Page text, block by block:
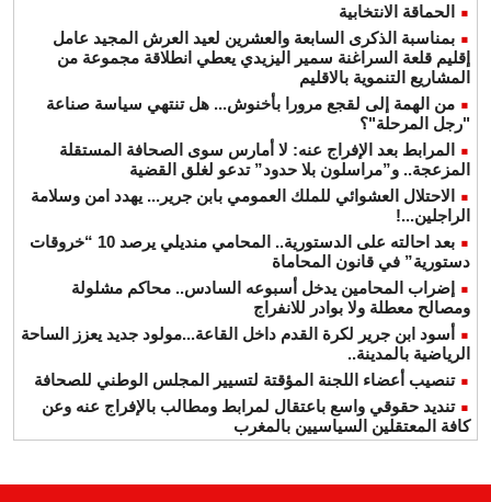
الحماقة الانتخابية
بمناسبة الذكرى السابعة والعشرين لعيد العرش المجيد عامل
إقليم قلعة السراغنة سمير اليزيدي يعطي انطلاقة مجموعة من
المشاريع التنموية بالاقليم
من الهمة إلى لقجع مرورا بأخنوش... هل تنتهي سياسة صناعة
"رجل المرحلة"؟
المرابط بعد الإفراج عنه: لا أمارس سوى الصحافة المستقلة
المزعجة.. و”مراسلون بلا حدود” تدعو لغلق القضية
الاحتلال العشوائي للملك العمومي بابن جرير... يهدد امن وسلامة
الراجلين...!
بعد احالته على الدستورية.. المحامي منديلي يرصد 10 “خروقات
دستورية” في قانون المحاماة
إضراب المحامين يدخل أسبوعه السادس.. محاكم مشلولة
ومصالح معطلة ولا بوادر للانفراج
أسود ابن جرير لكرة القدم داخل القاعة...مولود جديد يعزز الساحة
الرياضية بالمدينة..
تنصيب أعضاء اللجنة المؤقتة لتسيير المجلس الوطني للصحافة
تنديد حقوقي واسع باعتقال لمرابط ومطالب بالإفراج عنه وعن
كافة المعتقلين السياسيين بالمغرب